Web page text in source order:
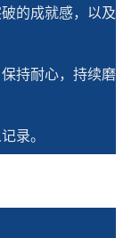
的成就感，以及
持耐心，持续磨
录。